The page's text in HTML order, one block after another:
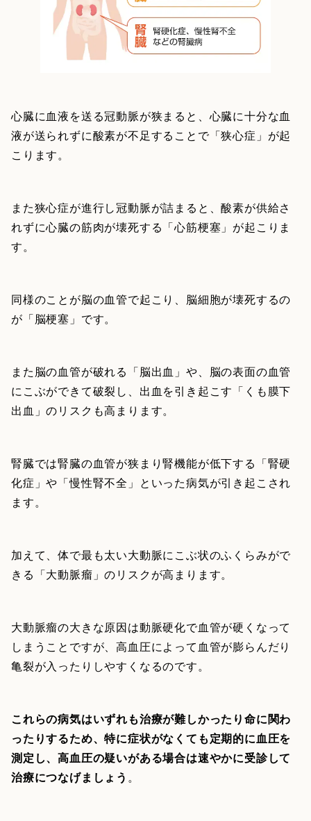
心臓に血液を送る冠動脈が狭まると、心臓に十分な血
液が送られずに酸素が不足することで「狭心症」が起
こります。
また狭心症が進行し冠動脈が詰まると、酸素が供給さ
れずに心臓の筋肉が壊死する「心筋梗塞」が起こりま
す。
同様のことが脳の血管で起こり、脳細胞が壊死するの
が「脳梗塞」です。
また脳の血管が破れる「脳出血」や、脳の表面の血管
にこぶができて破裂し、出血を引き起こす「くも膜下
出血」のリスクも高まります。
腎臓では腎臓の血管が狭まり腎機能が低下する「腎硬
化症」や「慢性腎不全」といった病気が引き起こされ
ます。
加えて、体で最も太い大動脈にこぶ状のふくらみがで
きる「大動脈瘤」のリスクが高まります。
大動脈瘤の大きな原因は動脈硬化で血管が硬くなって
しまうことですが、高血圧によって血管が膨らんだり
亀裂が入ったりしやすくなるのです。
これらの病気はいずれも治療が難しかったり命に関わ
ったりするため、特に症状がなくても定期的に血圧を
測定し、高血圧の疑いがある場合は速やかに受診して
治療につなげましょう 。